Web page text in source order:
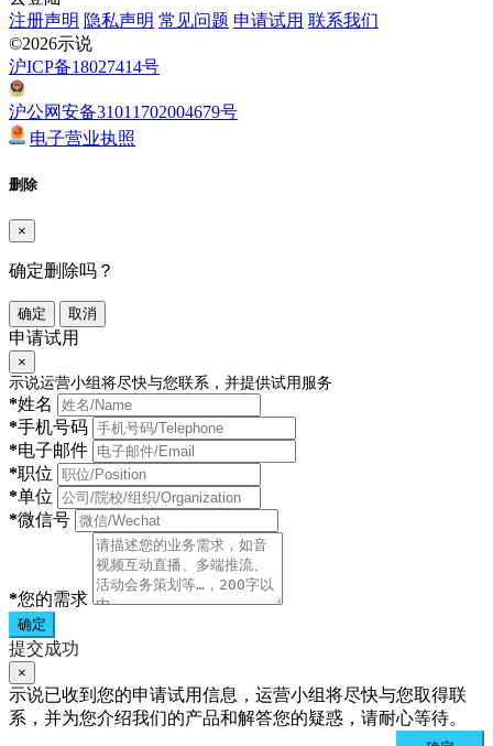
注册声明 隐私声明 常见问题 申请试用 联系我们
©2026示说
沪ICP备18027414号
沪公网安备31011702004679号
电子营业执照
删除
×
确定删除吗？
确定 取消
申请试用
×
示说运营小组将尽快与您联系，并提供试用服务
*姓名
*手机号码
*电子邮件
*职位
*单位
*微信号
*您的需求
确定
提交成功
×
示说已收到您的申请试用信息，运营小组将尽快与您取得联
系，并为您介绍我们的产品和解答您的疑惑，请耐心等待。